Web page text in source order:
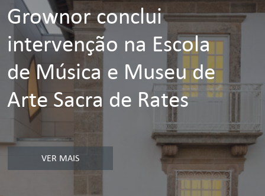
Grownor conclui
intervenção na Escola
de Música e Museu de
Arte Sacra de Rates
VER MAIS